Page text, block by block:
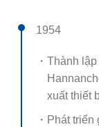
1954
・Thành
xuất thiết
・Phát